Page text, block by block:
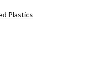
Plastics